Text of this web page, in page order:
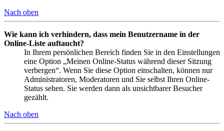
Nach oben
Wie kann ich verhindern, dass mein Benutzername in der
Online-Liste auftaucht?
In Ihrem persönlichen Bereich finden Sie in den Einstellungen
eine Option „Meinen Online-Status während dieser Sitzung
verbergen“. Wenn Sie diese Option einschalten, können nur
Administratoren, Moderatoren und Sie selbst Ihren Online-
Status sehen. Sie werden dann als unsichtbarer Besucher
gezählt.
Nach oben